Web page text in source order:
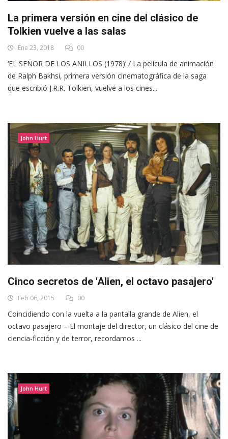
La primera versión en cine del clásico de
Tolkien vuelve a las salas
Ene 23, 2018 00
‘EL SEÑOR DE LOS ANILLOS (1978)’ / La película de animación
de Ralph Bakhsi, primera versión cinematográfica de la saga
que escribió J.R.R. Tolkien, vuelve a los cines...
John Hurt
Cinco secretos de 'Alien, el octavo pasajero'
Feb 06, 2015 00
Coincidiendo con la vuelta a la pantalla grande de Alien, el
octavo pasajero – El montaje del director, un clásico del cine de
ciencia-ficción y de terror, recordamos ...
John Hurt